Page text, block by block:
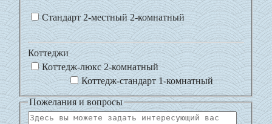
Стандарт 2-местный 2-комнатный
Коттеджи
Коттедж-люкс 2-комнатный
Коттедж-стандарт 1-комнатный
Пожелания и вопросы